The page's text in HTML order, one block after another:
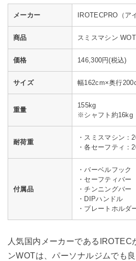
メーカー IROTECPRO（ア
商品 スミスマシン WOT
価格 146,300円(税込)
サイズ 幅162cm×奥行
重量
155kg
※シャフト約16kg
耐荷重
・スミスマシン：
・各セーフティ：
付属品
・バーベルフック
・セーフティバー
・チンニングバー
・DIPハンドル
・プレートホルダ
人気国内メーカーであるIROTEC
ンWOTは、パーソナルジムでも